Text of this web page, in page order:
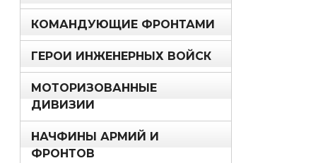
КОМАНДУЮЩИЕ ФРОНТАМИ
ГЕРОИ ИНЖЕНЕРНЫХ ВОЙСК
МОТОРИЗОВАННЫЕ
ДИВИЗИИ
НАЧФИНЫ АРМИЙ И
ФРОНТОВ